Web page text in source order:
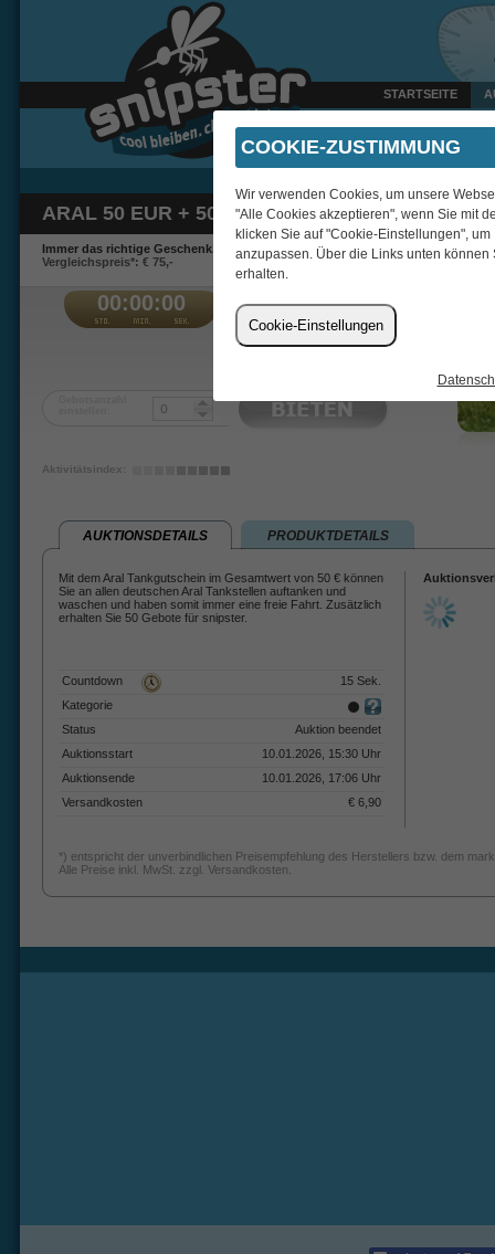
STARTSEITE
Gestern um 22:41 Uhr
ARAL 50 EUR + 50 BIDS
Immer das richtige Geschenk.
Vergleichspreis*: € 75,-
00:00:00 €
Aktivitätsindex:
AUKTIONSDETAILS PRODUKTDETAILS
Mit dem Aral Tankgutschein im Gesamtwert von 50 € können
Sie an allen deutschen Aral Tankstellen auftanken und
waschen und haben somit immer eine freie Fahrt. Zusätzlich
erhalten Sie 50 Gebote für snipster.
Countdown
15 Sek.
Kategorie
Status
Auktion beendet
Auktionsstart
10.01.2026, 15:30 Uhr
Auktionsende
10.01.2026, 17:06 Uhr
Versandkosten
€ 6,90
*) entspricht der unverbindlichen Preisempfehlung des Herstellers bzw. dem
Alle Preise inkl. MwSt. zzgl. Versandkosten.
COOKIE-ZUSTIMMUNG
Wir verwenden Cookies, um unsere
"Alle Cookies akzeptieren", wenn Sie mit
klicken Sie auf "Cookie-Einstellungen",
anzupassen. Über die Links unten
erhalten.
Cookie-Einstellungen